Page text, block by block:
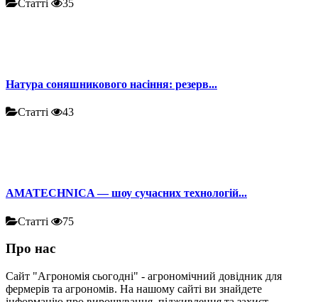
Статті 35
Натура соняшникового насіння: резерв...
Статті 43
AMATECHNICA — шоу сучасних технологій...
Статті 75
Про нас
Сайт "Агрономія сьогодні" - агрономічний довідник для
фермерів та агрономів. На нашому сайті ви знайдете